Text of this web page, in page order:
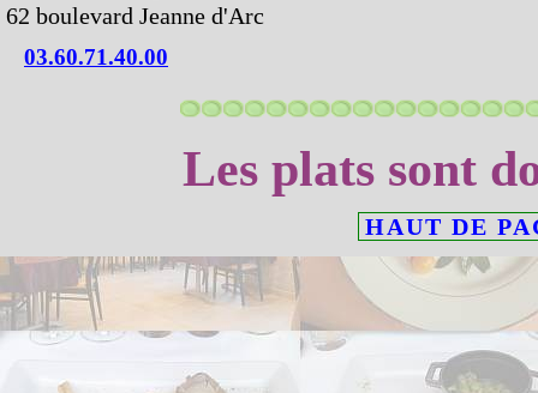
62 boulevard Jeanne d'Arc
03.60.71.40.00
Les plats sont
HAUT DE